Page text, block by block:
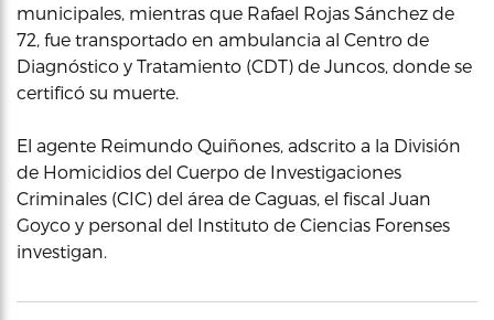
municipales, mientras que Rafael Rojas Sánchez de
72, fue transportado en ambulancia al Centro de
Diagnóstico y Tratamiento (CDT) de Juncos, donde se
certificó su muerte.
El agente Reimundo Quiñones, adscrito a la División
de Homicidios del Cuerpo de Investigaciones
Criminales (CIC) del área de Caguas, el fiscal Juan
Goyco y personal del Instituto de Ciencias Forenses
investigan.